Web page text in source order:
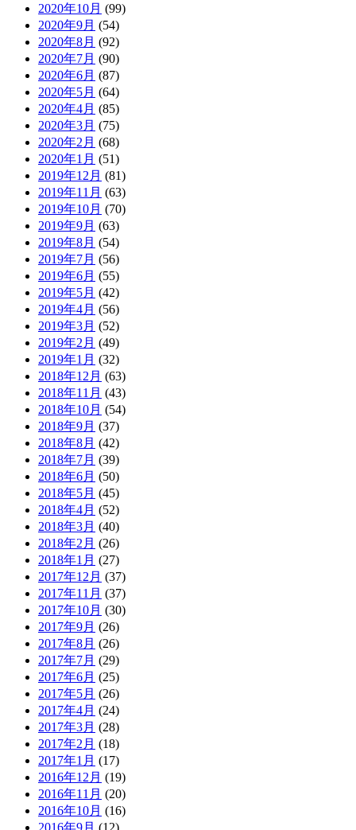
2020年10月 (99)
2020年9月 (54)
2020年8月 (92)
2020年7月 (90)
2020年6月 (87)
2020年5月 (64)
2020年4月 (85)
2020年3月 (75)
2020年2月 (68)
2020年1月 (51)
2019年12月 (81)
2019年11月 (63)
2019年10月 (70)
2019年9月 (63)
2019年8月 (54)
2019年7月 (56)
2019年6月 (55)
2019年5月 (42)
2019年4月 (56)
2019年3月 (52)
2019年2月 (49)
2019年1月 (32)
2018年12月 (63)
2018年11月 (43)
2018年10月 (54)
2018年9月 (37)
2018年8月 (42)
2018年7月 (39)
2018年6月 (50)
2018年5月 (45)
2018年4月 (52)
2018年3月 (40)
2018年2月 (26)
2018年1月 (27)
2017年12月 (37)
2017年11月 (37)
2017年10月 (30)
2017年9月 (26)
2017年8月 (26)
2017年7月 (29)
2017年6月 (25)
2017年5月 (26)
2017年4月 (24)
2017年3月 (28)
2017年2月 (18)
2017年1月 (17)
2016年12月 (19)
2016年11月 (20)
2016年10月 (16)